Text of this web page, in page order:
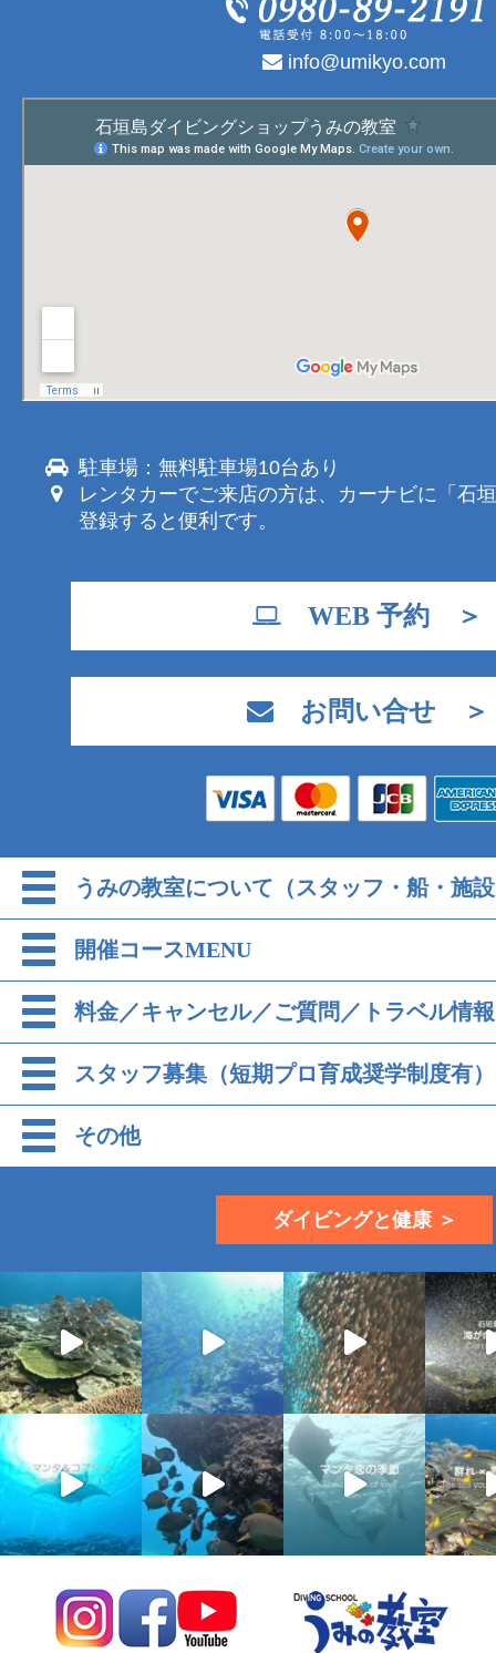
info@umikyo.com
駐車場：無料駐車場10台あり
レンタカーでご来店の方は、カーナビに「石
登録すると便利です。
WEB 予約 ＞
お問い合せ ＞
うみの教室について（スタッフ・船・施
開催コースMENU
料金／キャンセル／ご質問／トラベル情報
スタッフ募集（短期プロ育成奨学制度有）
その他
ダイビングと健康 ＞